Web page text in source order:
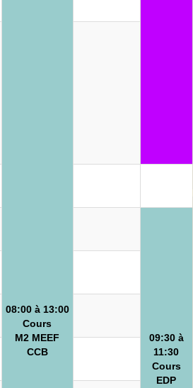
08:00 à 13:00
Cours
M2 MEEF
CCB
09:30 à
11:30
Cours
EDP